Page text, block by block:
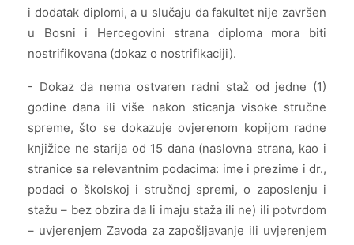
i dodatak diplomi, a u slučaju da fakultet nije završen
u Bosni i Hercegovini strana diploma mora biti
nostrifikovana (dokaz o nostrifikaciji).
- Dokaz da nema ostvaren radni staž od jedne (1)
godine dana ili više nakon sticanja visoke stručne
spreme, što se dokazuje ovjerenom kopijom radne
knjižice ne starija od 15 dana (naslovna strana, kao i
stranice sa relevantnim podacima: ime i prezime i dr.,
podaci o školskoj i stručnoj spremi, o zaposlenju i
stažu – bez obzira da li imaju staža ili ne) ili potvrdom
– uvjerenjem Zavoda za zapošljavanje ili uvjerenjem